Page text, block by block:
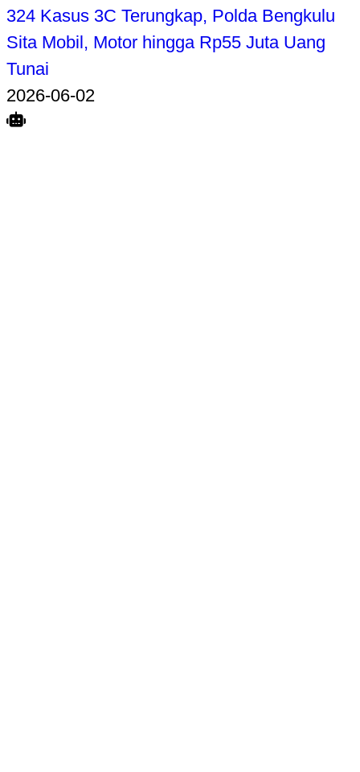
324 Kasus 3C Terungkap, Polda Bengkulu
Sita Mobil, Motor hingga Rp55 Juta Uang
Tunai
2026-06-02